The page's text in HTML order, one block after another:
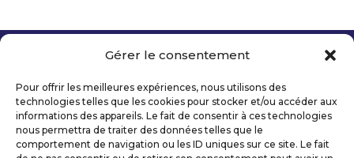
Gérer le consentement
Pour offrir les meilleures expériences, nous utilisons des
technologies telles que les cookies pour stocker et/ou accéder aux
informations des appareils. Le fait de consentir à ces technologies
nous permettra de traiter des données telles que le
comportement de navigation ou les ID uniques sur ce site. Le fait
Mentions légales
Politique de confidentialité
Déclaration d’accessibilité numérique